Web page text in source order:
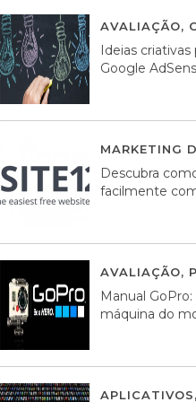
AVALIAÇÃO,
Ideias criativas
Google
MARKETING
Descubra
facilmente
AVALIAÇÃO,
Manual
máquina do
APLICATIVOS,